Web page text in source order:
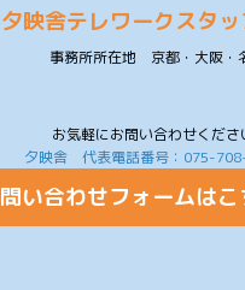
夕映舎テレワークスタ
事務所所在地 京都・大阪・
お気軽にお問い合わせくださ
夕映舎 代表電話番号：075-
問い合わせフォームはこ